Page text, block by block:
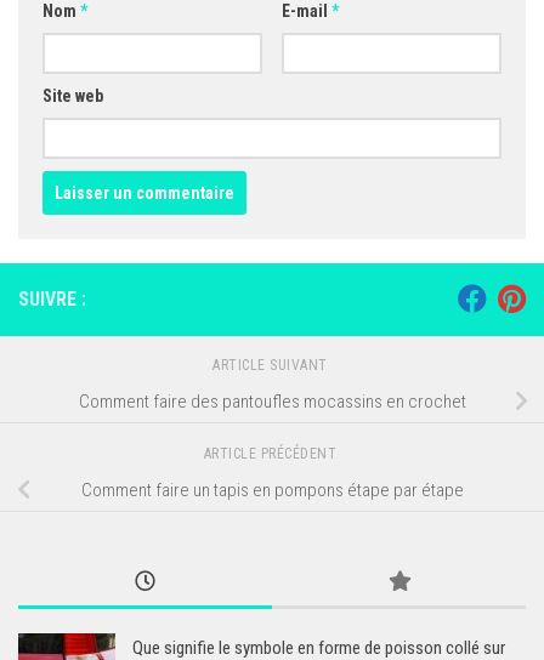
Nom * E-mail *
Site web
SUIVRE :
ARTICLE SUIVANT
Comment faire des pantoufles mocassins en crochet
ARTICLE PRÉCÉDENT
Comment faire un tapis en pompons étape par étape
Que signifie le symbole en forme de poisson collé sur